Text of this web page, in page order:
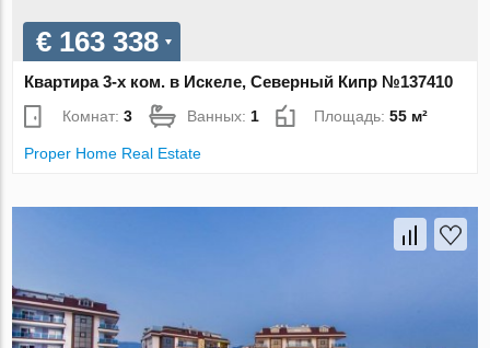
€ 163 338
Квартира 3-х ком. в Искеле, Северный Кипр №137410
Комнат:3 Ванных: 1 Площадь:55 м²
Proper Home Real Estate